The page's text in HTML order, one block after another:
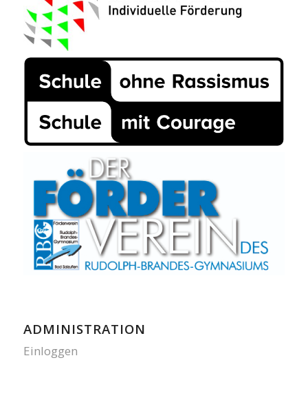
ADMINISTRATION
Einloggen